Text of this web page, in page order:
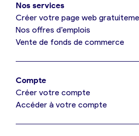
Je référence ma
Offres d’emploi
Je suis fournisseur
Nos services
Créer votre page web
Nos offres d’emplois
Vente de fonds de commerce
Compte
Créer votre compte
Accéder à votre compte